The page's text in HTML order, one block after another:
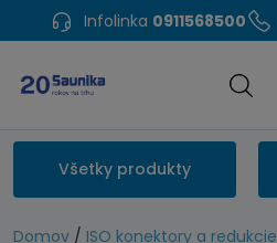
Infolinka 0911568500
Všetky produkty
Domov / ISO konektory a redukcie